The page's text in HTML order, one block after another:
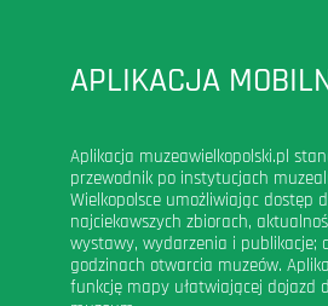
APLIKACJA
Aplikacja muzeawielkopolski.pl
przewodnik po instytucjach
Wielkopolsce umożliwiając dostęp
najciekawszych zbiorach,
wystawy, wydarzenia i publikacje;
godzinach otwarcia muzeów.
funkcję mapy ułatwiającej dojazd